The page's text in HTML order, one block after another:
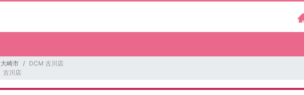
大崎市
DCM 古川店
古川店